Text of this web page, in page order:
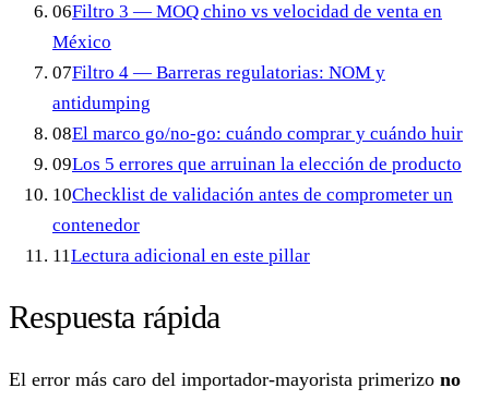
06Filtro 3 — MOQ chino vs velocidad de venta en
México
07Filtro 4 — Barreras regulatorias: NOM y
antidumping
08El marco go/no-go: cuándo comprar y cuándo huir
09Los 5 errores que arruinan la elección de producto
10Checklist de validación antes de comprometer un
contenedor
11Lectura adicional en este pillar
Respuesta rápida
El error más caro del importador-mayorista primerizo no